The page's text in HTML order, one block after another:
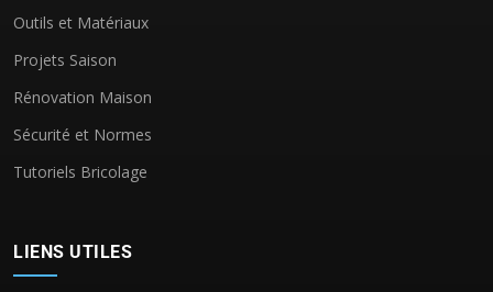
Outils et Matériaux
Projets Saison
Rénovation Maison
Sécurité et Normes
Tutoriels Bricolage
LIENS UTILES